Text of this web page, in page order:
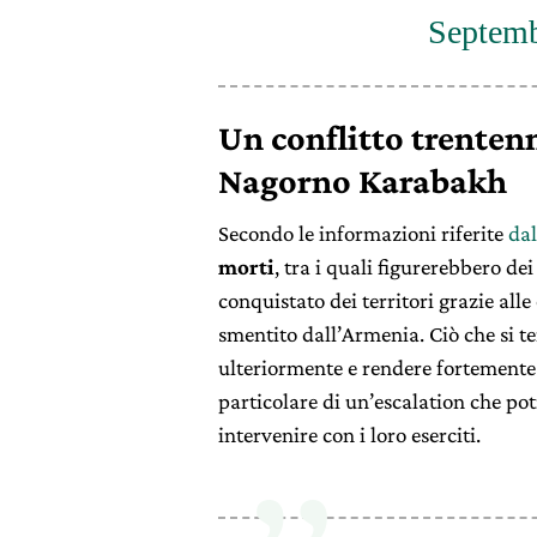
Un conflitto
Nagorno Karabakh
Secondo le informazioni riferite
morti, tra i quali figurerebbero
conquistato dei territori grazie
smentito dall’Armenia. Ciò che si
ulteriormente e rendere
particolare di un’escalation che
intervenire con i loro eserciti.